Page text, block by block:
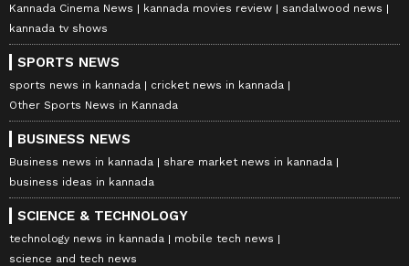
Kannada Cinema News kannada movies review
sandalwood news
kannada tv shows
SPORTS NEWS
sports news in kannada
cricket news in kannada
Other Sports News in Kannada
BUSINESS NEWS
Business news in kannada
share market news in kannada
business ideas in kannada
SCIENCE & TECHNOLOGY
technology news in kannada
mobile tech news
science and tech news